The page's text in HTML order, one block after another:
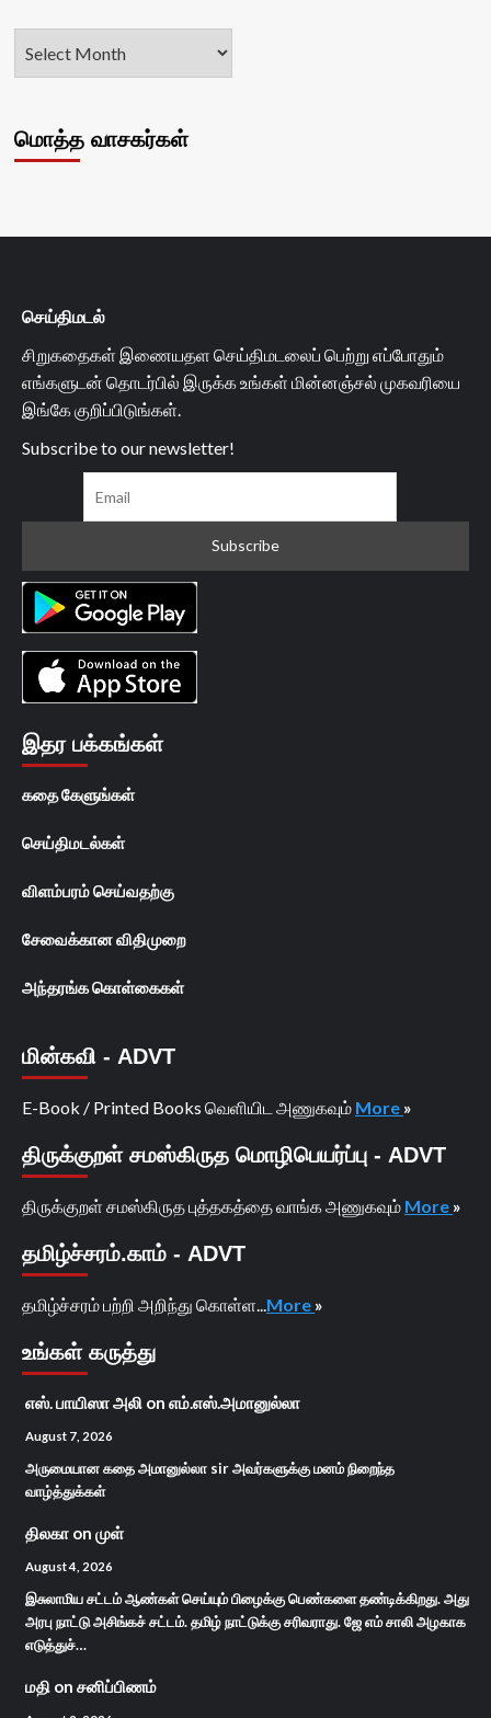
மொத்த வாசகர்கள்
செய்திமடல்
சிறுகதைகள் இணையதள செய்திமடலைப் பெற்று எப்போதும்
எங்களுடன் தொடர்பில் இருக்க உங்கள் மின்னஞ்சல் முகவரியை
இங்கே குறிப்பிடுங்கள்.
Subscribe to our newsletter!
இதர பக்கங்கள்
கதை கேளுங்கள்
செய்திமடல்கள்
விளம்பரம் செய்வதற்கு
சேவைக்கான விதிமுறை
அந்தரங்க கொள்கைகள்
மின்கவி - ADVT
E-Book / Printed Books வெளியிட அணுகவும் More »
திருக்குறள் சமஸ்கிருத மொழிபெயர்ப்பு - ADVT
திருக்குறள் சமஸ்கிருத புத்தகத்தை வாங்க அணுகவும் More »
தமிழ்ச்சரம்.காம் - ADVT
தமிழ்ச்சரம் பற்றி அறிந்து கொள்ள...More »
உங்கள் கருத்து
எஸ். பாயிஸா அலி on எம்.எஸ்.அமானுல்லா
August 7, 2026
அருமையான கதை அமானுல்லா sir அவர்களுக்கு மனம் நிறைந்த
வாழ்த்துக்கள்
திலகா on முள்
August 4, 2026
இசுலாமிய சட்டம் ஆண்கள் செய்யும் பிழைக்கு பெண்களை தண்டிக்கிறது. அது
அரபு நாட்டு அசிங்கச் சட்டம். தமிழ் நாட்டுக்கு சரிவராது. ஜே எம் சாலி அழகாக
எடுத்துச்…
மதி on சனிப்பிணம்